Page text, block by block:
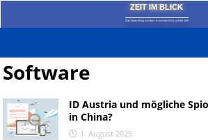
ZEIT IM BLICK
Das News-Blog mit dem kritischen Blick auf die Zeit!
Software
ID Austria und mögliche
in China?
1. August 2025